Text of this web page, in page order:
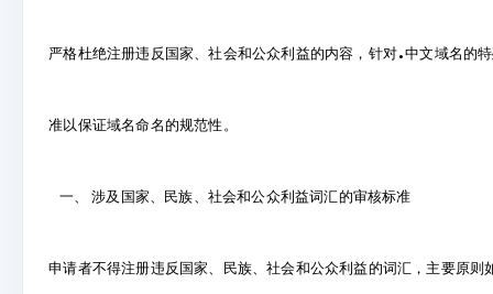
严格杜绝注册违反国家、社会和公众利益的内容，针对.中文域名的
准以保证域名命名的规范性。
一、 涉及国家、民族、社会和公众利益词汇的审核标准
申请者不得注册违反国家、民族、社会和公众利益的词汇，主要原则